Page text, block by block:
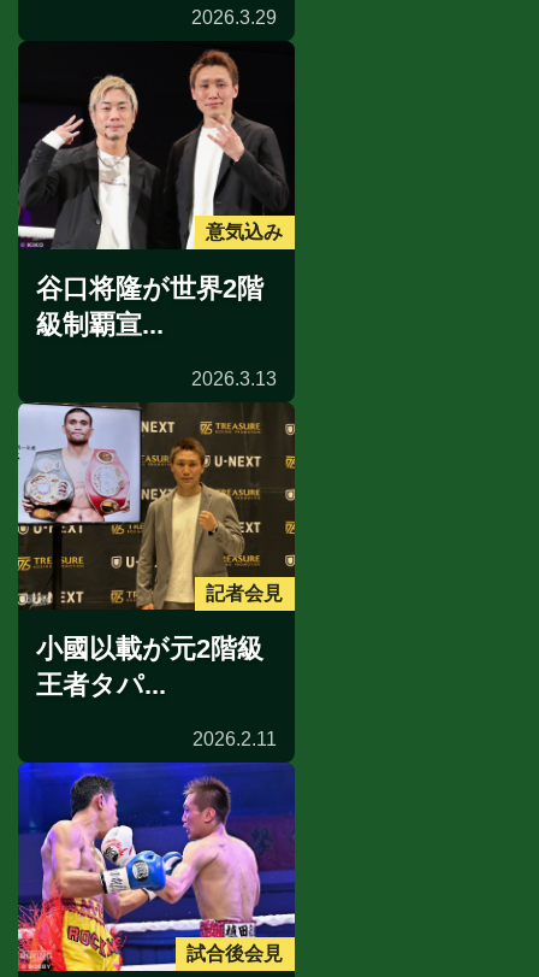
2026.3.29
意気込み
谷口将隆が世界2階
級制覇宣...
2026.3.13
記者会見
小國以載が元2階級
王者タパ...
2026.2.11
試合後会見